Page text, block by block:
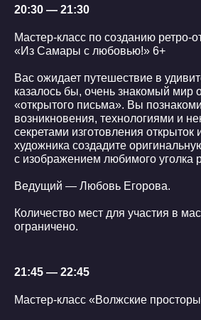
20:30 — 21:30
Мастер-класс по созданию ретро-
«Из Самары с любовью!» 6+
Вас ожидает путешествие в
казалось бы, очень знакомый мир
«открытого письма». Вы
возникновения, технологиями и
секретами изготовления открыток
художника создадите
с изображением любимого уголка
Ведущий — Любовь Егорова.
Количество мест для участия в
ограничено.
21:45 — 22:45
Мастер-класс «Волжские